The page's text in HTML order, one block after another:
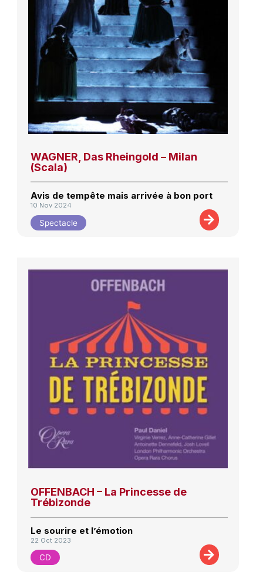
WAGNER, Das Rheingold – Milan
(Scala)
Avis de tempête mais arrivée à bon port
10 Nov 2024
Spectacle
OFFENBACH – La Princesse de
Trébizonde
Le sourire et l’émotion
22 Oct 2023
CD